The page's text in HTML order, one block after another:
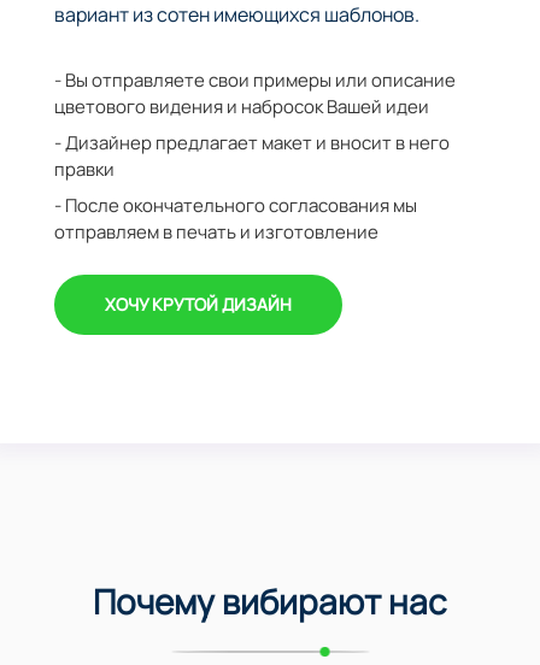
вариант из сотен имеющихся шаблонов.
- Вы отправляете свои примеры или описание
цветового видения и набросок Вашей идеи
- Дизайнер предлагает макет и вносит в него
правки
- После окончательного согласования мы
отправляем в печать и изготовление
ХОЧУ КРУТОЙ ДИЗАЙН
Почему вибирают нас